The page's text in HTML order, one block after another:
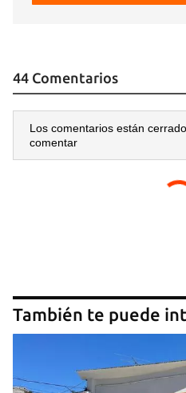
44 Comentarios
Los comentarios están
comentar
También te puede